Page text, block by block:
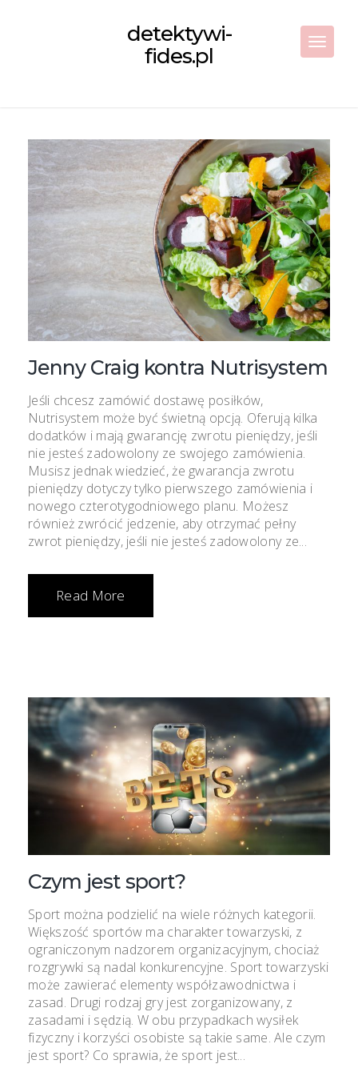
detektywi-
fides.pl
Jenny Craig kontra Nutrisystem
Jeśli chcesz zamówić dostawę posiłków,
Nutrisystem może być świetną opcją. Oferują kilka
dodatków i mają gwarancję zwrotu pieniędzy, jeśli
nie jesteś zadowolony ze swojego zamówienia.
Musisz jednak wiedzieć, że gwarancja zwrotu
pieniędzy dotyczy tylko pierwszego zamówienia i
nowego czterotygodniowego planu. Możesz
również zwrócić jedzenie, aby otrzymać pełny
zwrot pieniędzy, jeśli nie jesteś zadowolony ze...
Read More
Czym jest sport?
Sport można podzielić na wiele różnych kategorii.
Większość sportów ma charakter towarzyski, z
ograniczonym nadzorem organizacyjnym, chociaż
rozgrywki są nadal konkurencyjne. Sport towarzyski
może zawierać elementy współzawodnictwa i
zasad. Drugi rodzaj gry jest zorganizowany, z
zasadami i sędzią. W obu przypadkach wysiłek
fizyczny i korzyści osobiste są takie same. Ale czym
jest sport? Co sprawia, że ​​sport jest...